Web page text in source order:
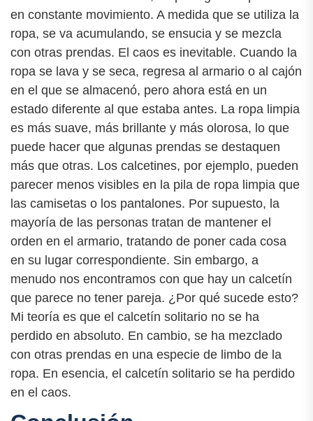
en constante movimiento. A medida que se utiliza la
ropa, se va acumulando, se ensucia y se mezcla
con otras prendas. El caos es inevitable. Cuando la
ropa se lava y se seca, regresa al armario o al cajón
en el que se almacenó, pero ahora está en un
estado diferente al que estaba antes. La ropa limpia
es más suave, más brillante y más olorosa, lo que
puede hacer que algunas prendas se destaquen
más que otras. Los calcetines, por ejemplo, pueden
parecer menos visibles en la pila de ropa limpia que
las camisetas o los pantalones. Por supuesto, la
mayoría de las personas tratan de mantener el
orden en el armario, tratando de poner cada cosa
en su lugar correspondiente. Sin embargo, a
menudo nos encontramos con que hay un calcetín
que parece no tener pareja. ¿Por qué sucede esto?
Mi teoría es que el calcetín solitario no se ha
perdido en absoluto. En cambio, se ha mezclado
con otras prendas en una especie de limbo de la
ropa. En esencia, el calcetín solitario se ha perdido
en el caos.